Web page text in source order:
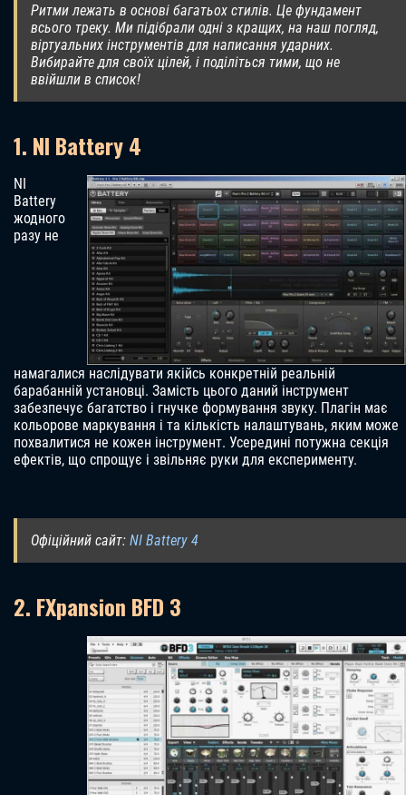
Ритми лежать в основі багатьох стилів. Це фундамент
всього треку. Ми підібрали одні з кращих, на наш погляд,
віртуальних інструментів для написання ударних.
Вибирайте для своїх цілей, і поділіться тими, що не
ввійшли в список!
1. NI Battery 4
NI
Battery
жодного
разу не
намагалися наслідувати якійсь конкретній реальній
барабанній установці. Замість цього даний інструмент
забезпечує багатство і гнучке формування звуку. Плагін має
кольорове маркування і та кількість налаштувань, яким може
похвалитися не кожен інструмент. Усередині потужна секція
ефектів, що спрощує і звільняє руки для експерименту.
Офіційний сайт: NI Battery 4
2. FXpansion BFD 3